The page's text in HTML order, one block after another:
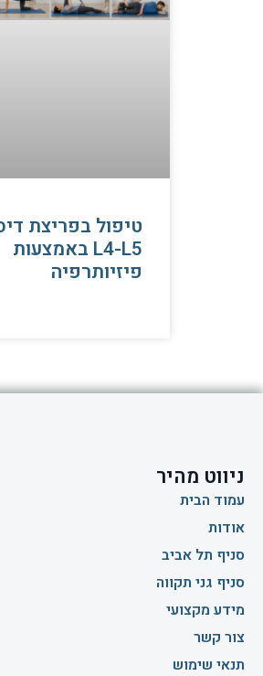
טיפול בפריצת
L4-L5 באמצעות
פיזיותרפיה
ניווט מהיר
עמוד הבית
אודות
סניף תל אביב
סניף גני תקווה
מידע מקצועי
צור קשר
תנאי שימוש